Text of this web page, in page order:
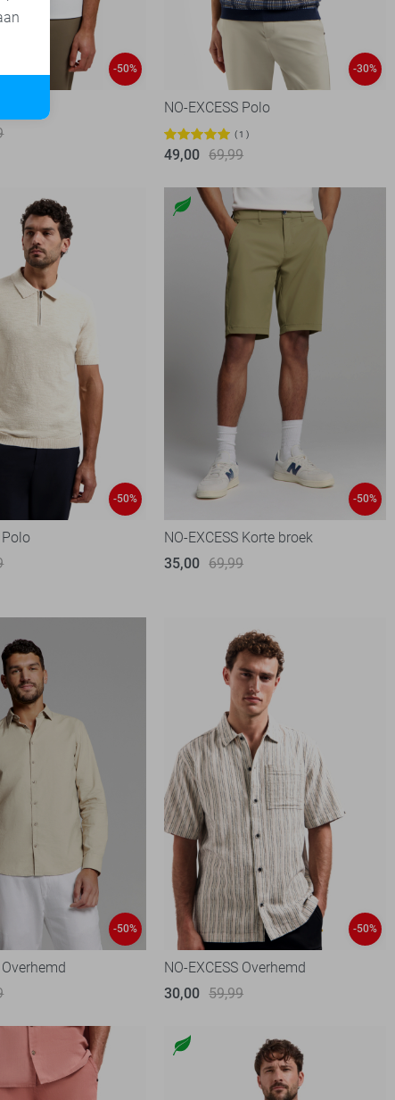
-50% -30%
NO-EXCESS Polo
1
49,00 69,99
-50%
Polo
-50%
NO-EXCESS Korte broek
35,00 69,99
-50%
Overhemd
-50%
NO-EXCESS Overhemd
30,00 59,99